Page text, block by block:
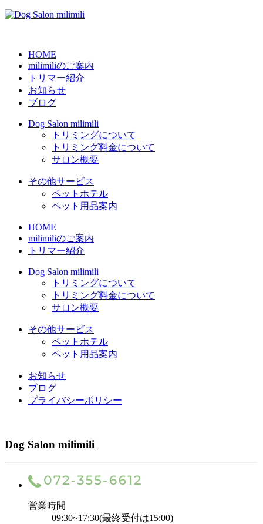
HOME
milimiliのご案内
トリマー紹介
お知らせ
ブログ
Dog Salon milimili
トリミングについて
トリミング料金について
サロン概要
その他サービス
ペットホテル
ペット用品案内
HOME
milimiliのご案内
トリマー紹介
Dog Salon milimili
トリミングについて
トリミング料金について
サロン概要
その他サービス
ペットホテル
ペット用品案内
お知らせ
ブログ
プライバシーポリシー
Dog Salon milimili
営業時間
09:30~17:30(最終受付は15:00)